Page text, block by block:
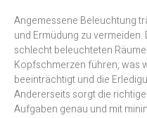
Angemessene Beleuchtung
und Ermüdung zu
schlecht beleuchteten
Kopfschmerzen führen, was
beeinträchtigt und die
Andererseits sorgt die
Aufgaben genau und mit